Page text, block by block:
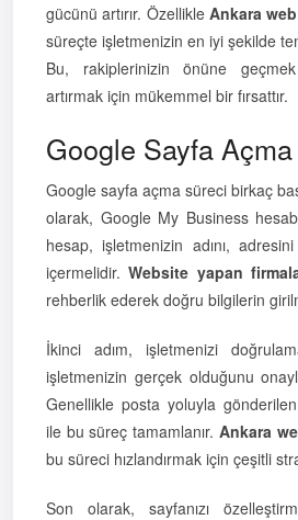
gücünü artırır. Özellikle Ankara web
süreçte işletmenizin en iyi şekilde
Bu, rakiplerinizin önüne
artırmak için mükemmel bir fırsattır.
Google Sayfa Açma
Google sayfa açma süreci birkaç
olarak, Google My Business
hesap, işletmenizin adını,
içermelidir.Website yapan
rehberlik ederek doğru bilgilerin
İkinci adım, işletmenizi
işletmenizin gerçek olduğunu
Genellikle posta yoluyla
ile bu süreç tamamlanır. Ankara
bu süreci hızlandırmak için çeşitli
Son olarak, sayfanızı